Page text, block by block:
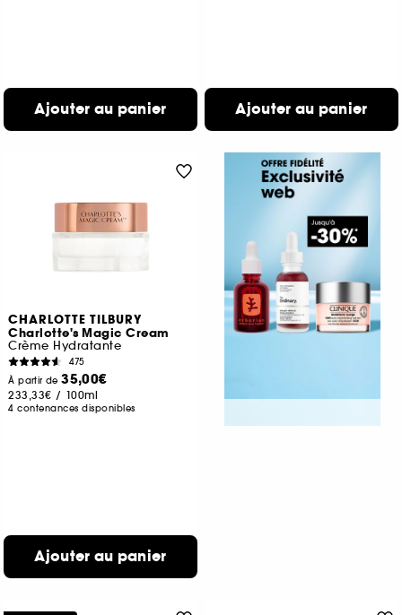
Ajouter au panier Ajouter au panier
CHARLOTTE TILBURY
Charlotte's Magic Cream
Crème Hydratante
475
À partir de35,00€
233,33€ / 100ml
4 contenances disponibles
Ajouter au panier